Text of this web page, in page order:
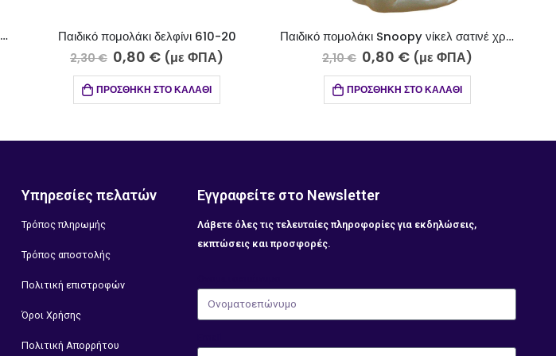
Παιδικό πομολάκι Mίκυ νίκελ σατινέ- χρώμιο 600-17-5
Παιδικό πομολάκι δελφίνι 610-20
2,30€ 0,80 € (με ΦΠΑ)
ΠΡΟΣΘΉΚΗ ΣΤΟ ΚΑΛΆΘΙ
Παιδικό πομολάκι Snoopy νίκελ σατινέ χρώμιο 602-17-5
2,10€ 0,80 € (με ΦΠΑ)
ΠΡΟΣΘΉΚΗ ΣΤΟ ΚΑΛΆΘΙ
Υπηρεσίες πελατών
Τρόπος πληρωμής
Τρόπος αποστολής
Πολιτική επιστροφών
Όροι Χρήσης
Πολιτική Απορρήτου
Εγγραφείτε στο Newsletter
Λάβετε όλες τις τελευταίες πληροφορίες για εκδηλώσεις,
εκπτώσεις και προσφορές.